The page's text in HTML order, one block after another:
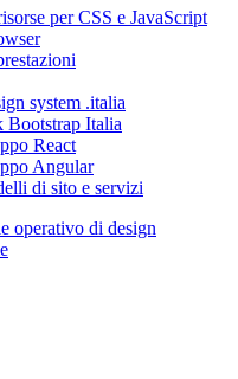
per CSS e JavaScript
system .italia
Bootstrap Italia
React
Angular
di sito e servizi
operativo di design